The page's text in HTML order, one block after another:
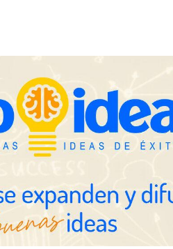
Schaeffler mejora su rentabilidad
en el primer semestre de 2026